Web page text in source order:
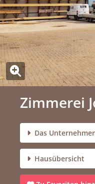
Zimmerei
Das
Hausübersicht